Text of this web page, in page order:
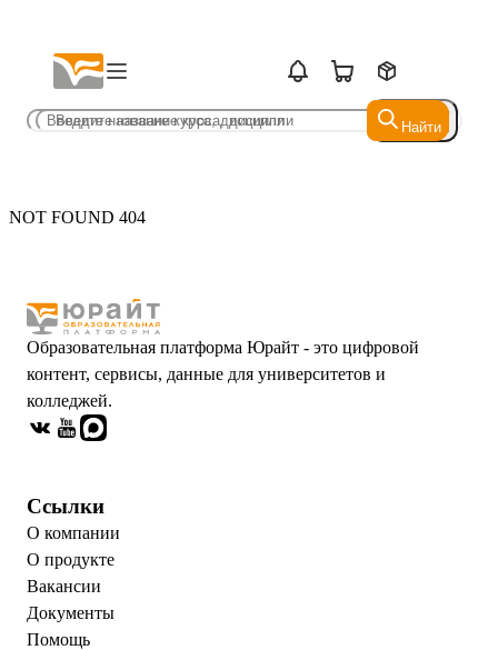
Найти
Найти
NOT FOUND 404
Образовательная платформа Юрайт - это цифровой
контент, сервисы, данные для университетов и
колледжей.
Ссылки
О компании
О продукте
Вакансии
Документы
Помощь